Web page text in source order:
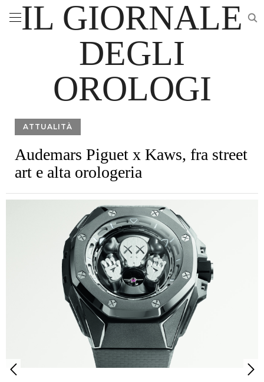
IL GIORNALE
DEGLI
OROLOGI
ATTUALITÀ
Audemars Piguet x Kaws, fra street
art e alta orologeria